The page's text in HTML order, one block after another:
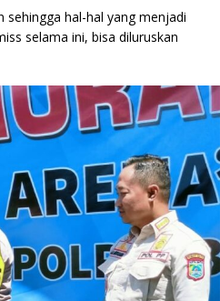
sehingga hal-hal yang menjadi
selama ini, bisa diluruskan